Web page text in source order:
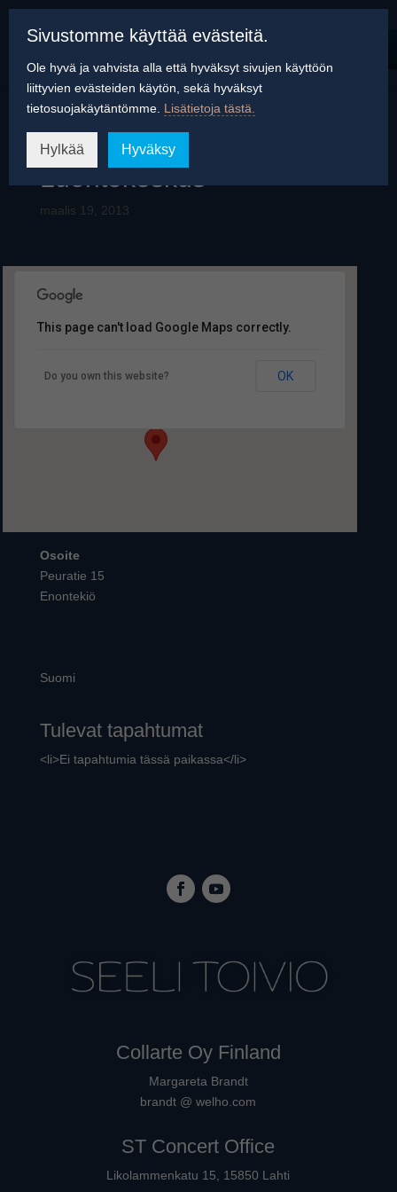
Tunturi-Lapin
Luontokeskus
maalis 19, 2013
Peuratie 15 - Enontekiö
This page can't load Google Maps correctly.
Do you own this website? OK
Osoite
Peuratie 15
Enontekiö
Suomi
Tulevat tapahtumat
<li>Ei tapahtumia tässä paikassa</li>
Collarte Oy Finland
Margareta Brandt
brandt @ welho.com
ST Concert Office
Likolammenkatu 15, 15850 Lahti
Sivustomme käyttää evästeitä.
Ole hyvä ja vahvista alla että hyväksyt sivujen käyttöön
liittyvien evästeiden käytön, sekä hyväksyt
tietosuojakäytäntömme. Lisätietoja tästä.
Hylkää Hyväksy